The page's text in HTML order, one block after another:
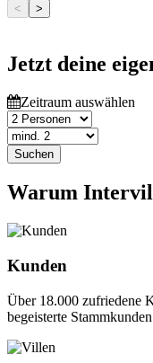
< >
Jetzt deine
Zeitraum auswählen
Suchen
Warum
Kunden
Über 18.000 zufriedene
begeisterte Stammkunden